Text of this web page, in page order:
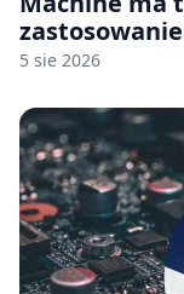
zastosowanie
5 sie 2026